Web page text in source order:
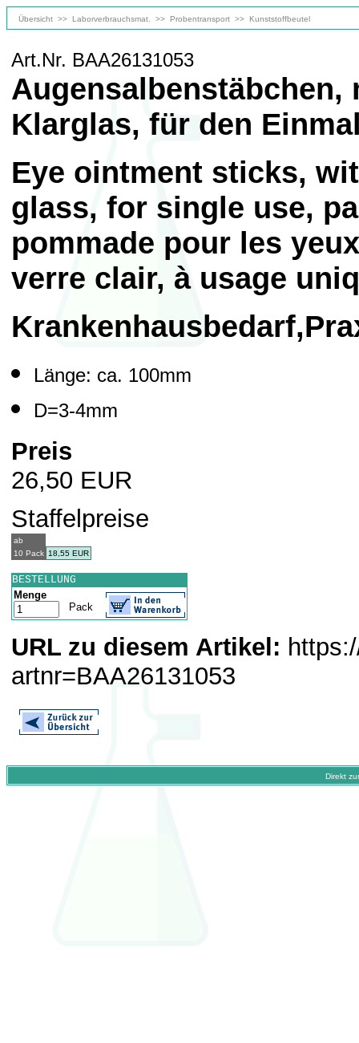
Übersicht >> Laborverbrauchsmat. >> Probentransport >> Kunststoffbeutel
Art.Nr. BAA26131053
Augensalbenstäbchen,
Klarglas, für den
Eye ointment sticks,
glass, for single use,
pommade pour les
verre clair, à usage
Länge: ca. 100mm
D=3-4mm
Preis
26,50 EUR
Staffelpreise
ab
10 Pack 18,55 EUR
BESTELLUNG
Menge
Pack
URL zu diesem Artikel:
artnr=BAA26131053
Direkt